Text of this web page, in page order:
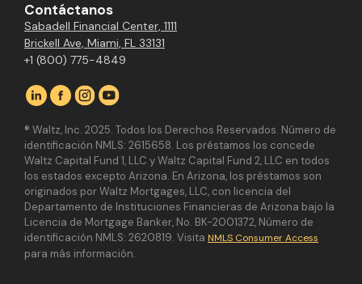
Contáctanos
Sabadell Financial Center, 1111
Brickell Ave, Miami, FL 33131
+1 (800) 775-4849
® Waltz, Inc. 2025. Todos los Derechos Reservados. Número de
identificación NMLS: 2615658. Los préstamos los concede
Waltz Capital Fund 1, LLC y Waltz Capital Fund 2, LLC en todos
los estados excepto Arizona. En Arizona, los préstamos son
originados por Waltz Mortgages, LLC, con licencia del
Departamento de Instituciones Financieras de Arizona bajo la
Licencia de Mortgage Banker, No. BK-2001372, Número de
identificación NMLS: 2620819. Visita NMLS Consumer Access
para más información.